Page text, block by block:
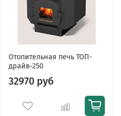
Отопительная печь ТОП-
драйв-250
32970 руб